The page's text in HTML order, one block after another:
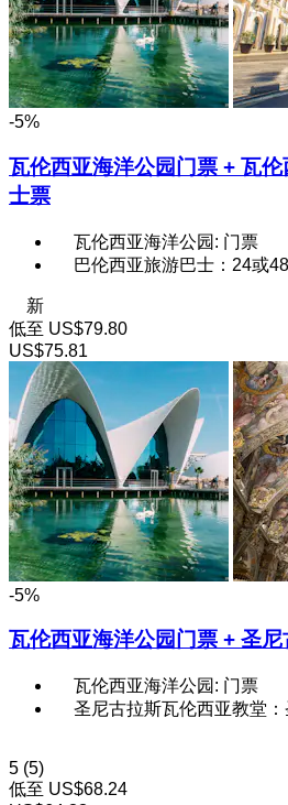
-5%
瓦伦西亚海洋公园门票 + 瓦
士票
瓦伦西亚海洋公园: 门票
巴伦西亚旅游巴士：24或
新
低至 US$79.80
US$75.81
-5%
瓦伦西亚海洋公园门票 + 圣
瓦伦西亚海洋公园: 门票
圣尼古拉斯瓦伦西亚教堂
5 (5)
低至 US$68.24